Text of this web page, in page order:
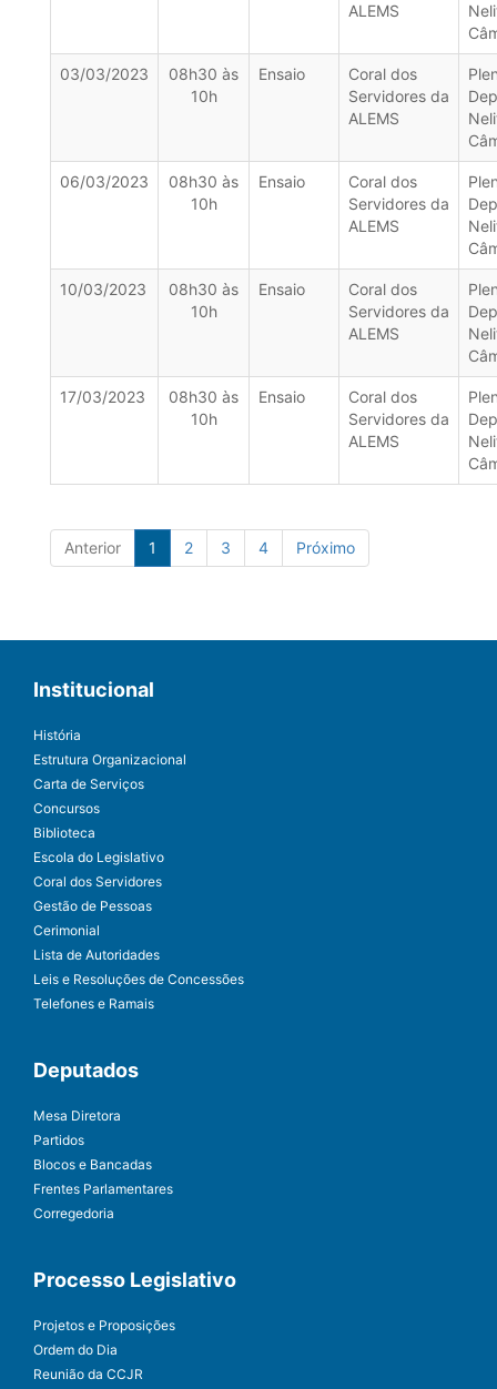
ALEMS
03/03/2023
08h30 às
10h
Ensaio
Coral dos
Servidores da
ALEMS
06/03/2023
08h30 às
10h
Ensaio
Coral dos
Servidores da
ALEMS
10/03/2023
08h30 às
10h
Ensaio
Coral dos
Servidores da
ALEMS
17/03/2023
08h30 às
10h
Ensaio
Coral dos
Servidores da
ALEMS
Anterior 1 2 3 4 Próximo
Institucional
História
Estrutura Organizacional
Carta de Serviços
Concursos
Biblioteca
Escola do Legislativo
Coral dos Servidores
Gestão de Pessoas
Cerimonial
Lista de Autoridades
Leis e Resoluções de Concessões
Telefones e Ramais
Deputados
Mesa Diretora
Partidos
Blocos e Bancadas
Frentes Parlamentares
Corregedoria
Processo Legislativo
Projetos e Proposições
Ordem do Dia
Reunião da CCJR